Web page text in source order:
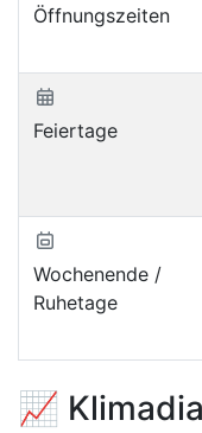
Öffnungszeiten
Feiertage
Wochenende /
Ruhetage
📈